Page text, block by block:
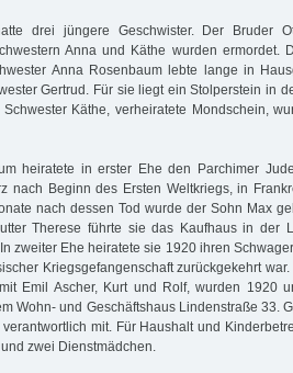
drei jüngere Geschwister. Der Bruder
Anna und Käthe wurden ermordet.
Anna Rosenbaum lebte lange in
Gertrud. Für sie liegt ein Stolperstein in
Käthe, verheiratete Mondschein,
heiratete in erster Ehe den Parchimer
nach Beginn des Ersten Weltkriegs, in
nach dessen Tod wurde der Sohn Max
Therese führte sie das Kaufhaus in der
zweiter Ehe heiratete sie 1920 ihren
Kriegsgefangenschaft zurückgekehrt
Emil Ascher, Kurt und Rolf, wurden 1920
Wohn- und Geschäftshaus Lindenstraße 33.
mit. Für Haushalt und
zwei Dienstmädchen.